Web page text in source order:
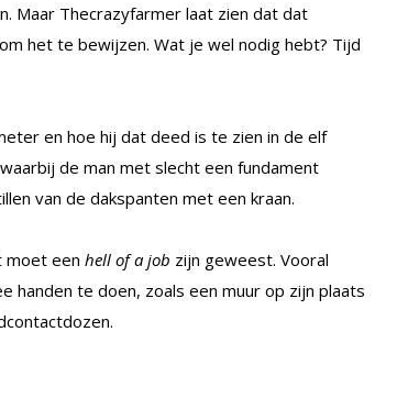
Maar Thecrazyfarmer laat zien dat dat
het te bewijzen. Wat je wel nodig hebt? Tijd
en hoe hij dat deed is te zien in de elf
de man met slecht een fundament
van de dakspanten met een kraan.
moet een hell of a job zijn geweest. Vooral
handen te doen, zoals een muur op zijn plaats